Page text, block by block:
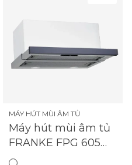
MÁY HÚT MÙI ÂM TỦ
Máy hút mùi âm tủ
FRANKE FPG 605
SA | (315.0575.869)